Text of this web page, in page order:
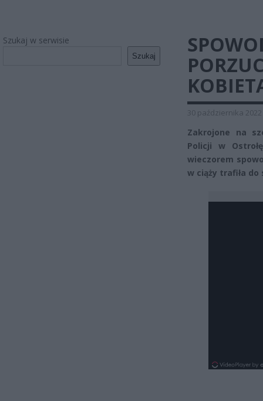
Szukaj w serwisie
Szukaj
30 października 2022
Zakrojone na
Policji w
wieczorem
w ciąży trafiła do